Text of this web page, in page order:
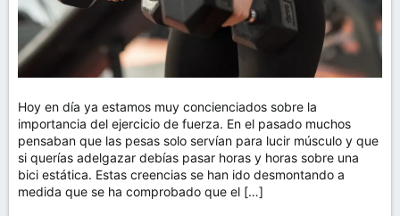
Hoy en día ya estamos muy concienciados sobre la
importancia del ejercicio de fuerza. En el pasado muchos
pensaban que las pesas solo servían para lucir músculo y que
si querías adelgazar debías pasar horas y horas sobre una
bici estática. Estas creencias se han ido desmontando a
medida que se ha comprobado que el […]